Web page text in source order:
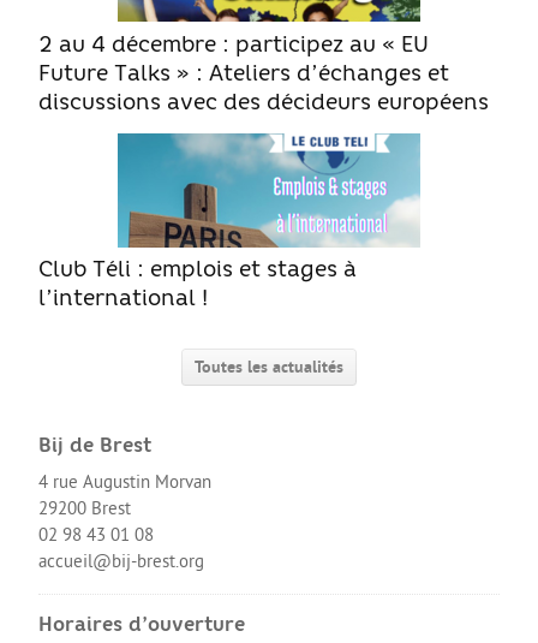
LOISIRS
Partir en vacances
Le Sport
Mon corps, mon identité
Amour et sexualité
ACCÈS RAPIDE
Qui sommes nous
About us
2 au 4 décembre : participez au « EU
Future Talks » : Ateliers d’échanges et
discussions avec des décideurs européens
Club Téli : emplois et stages à
l’international !
Toutes les actualités
Bij de Brest
4 rue Augustin Morvan
29200 Brest
02 98 43 01 08
accueil@bij-brest.org
Horaires d’ouverture